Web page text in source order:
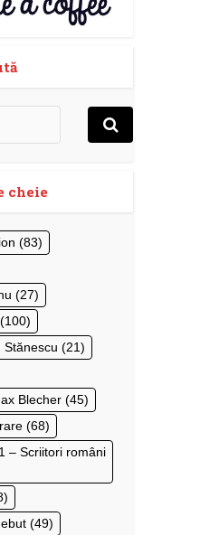
cheie
(83)
(27)
(100)
Stănescu (21)
Blecher (45)
(68)
– Scriitori români
(49)